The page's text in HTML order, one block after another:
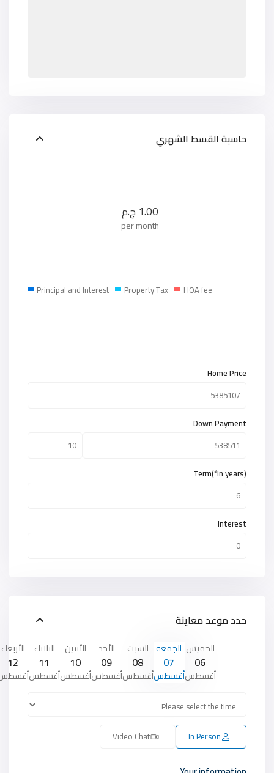
حاسبة القسط الشهري
1.00 ج.م
per month
Principal and Interest Property Tax HOA fee
Home Price
Down Payment
Term(*in years)
Interest
حدد موعد معاينة
الخميس
06
أغسطس
الجمعة
07
أغسطس
السبت
08
أغسطس
الأحد
09
أغسطس
الأثنين
10
أغسطس
الثلاثاء
11
أغسطس
الأربعاء
12
In Person
Video Chat